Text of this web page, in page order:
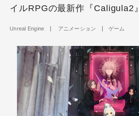
イルRPGの最新作『Caligula2』
Unreal Engine アニメーション ゲーム